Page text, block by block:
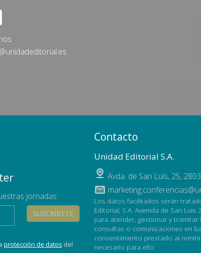
jornadas
SUSCRÍBETE
protección de datos del
Contacto
Unidad Editorial S.A.
Avda. de San Luis, 25,
Los datos facilitados serán
Editorial, S.A. Avenida de San Luis
para atender, gestionar y tramitar
consultas o comunicaciones en
consentimiento prestado al
necesario para ello.